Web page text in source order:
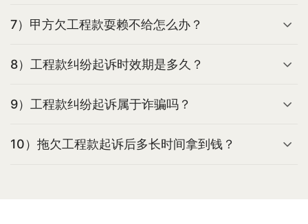
7）甲方欠工程款耍赖不给怎么办？
8）工程款纠纷起诉时效期是多久？
9）工程款纠纷起诉属于诈骗吗？
10）拖欠工程款起诉后多长时间拿到钱？